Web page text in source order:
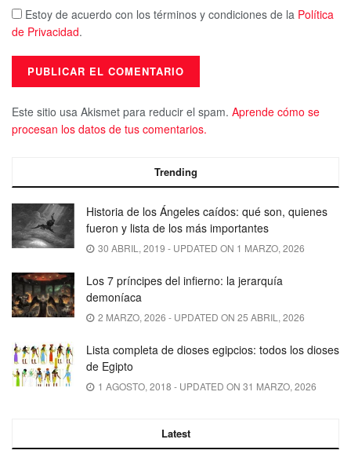
Estoy de acuerdo con los términos y condiciones de la Política
de Privacidad.
Este sitio usa Akismet para reducir el spam. Aprende cómo se
procesan los datos de tus comentarios.
Trending
Historia de los Ángeles caídos: qué son, quienes
fueron y lista de los más importantes
30 ABRIL, 2019 - UPDATED ON 1 MARZO, 2026
Los 7 príncipes del infierno: la jerarquía
demoníaca
2 MARZO, 2026 - UPDATED ON 25 ABRIL, 2026
Lista completa de dioses egipcios: todos los dioses
de Egipto
1 AGOSTO, 2018 - UPDATED ON 31 MARZO, 2026
Latest